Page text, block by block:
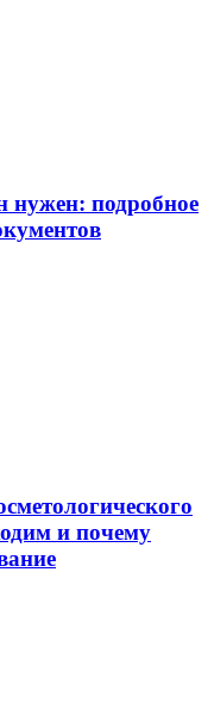
нужен: подробное
и почему